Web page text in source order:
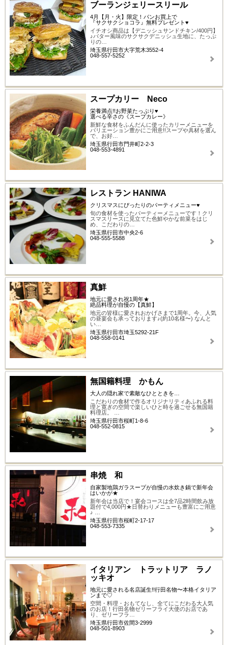
ブーランジェリースリール
4月【月・火】限定！パンお買上で
『サクサクショコラ』無料プレゼント♥
イチオシ商品は【デニッシュサンドチキン/400円】
♪バター風味のサクサクデニッシュ生地に、たっぷ
りの…
埼玉県行田市大字荒木3552-4
048-557-5252
スープカリー Neco
栄養満点!!お野菜たっぷり♥
選べる辛さの《スープカレー》
新鮮な食材をふんだんに使ったカリーメニューを
バリエーション豊かにご用意!!スープや具材を選ん
で、お好…
埼玉県行田市門井町2-2-3
048-553-4891
レストラン HANIWA
クリスマスにぴったりのパーティメニュー♥
旬の食材を使ったパーティーメニューです！クリ
スマスリースに見立てた色鮮やかな前菜をはじ
め、こだわりの…
埼玉県行田市中央2-6
048-555-5588
真鮮
地元に愛され祝1周年★
絶品料理が自慢の【真鮮】
地元の皆様に愛されおかげさまで1周年。今、人気
の昼宴会も承っております♪(約10名様〜) なんと
い…
埼玉県行田市埼玉5292-21F
048-558-0141
無国籍料理 かもん
大人の隠れ家で素敵なひとときを…
こだわりの食材で作るオリジナリティあふれる料
理と寛ぎの空間で楽しいひと時を過ごせる無国籍
料理店。 …
埼玉県行田市桜町1-8-6
048-552-0815
串焼 和
自家製地鶏ガラスープが自慢の水炊き鍋で新年会
はいかが★
新年会は当店で！宴会コースは全7品2時間飲み放
題付で4,000円★日替わりメニューも豊富にご用意
♪ …
埼玉県行田市桜町2-17-17
048-553-7335
イタリアン トラットリア ラノ
ッキオ
地元に愛される名店誕生!!行田名物〜本格イタリア
ンまで♡
空間・料理・おもてなし、全てにこだわる大人気
のお店！行田名物ゼリーフライ大使のお店であ
り、ゼリーフラ…
埼玉県行田市佐間3-2999
048-501-8903